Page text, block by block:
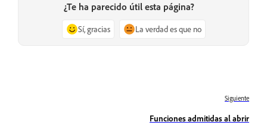
¿Te ha parecido útil esta página?
Sí, gracias La verdad es que no
Siguiente
Funciones admitidas al abrir